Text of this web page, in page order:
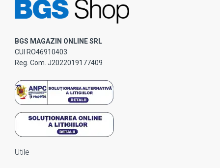
BGS MAGAZIN ONLINE SRL
CUI RO46910403
Reg. Com. J2022019177409
Utile